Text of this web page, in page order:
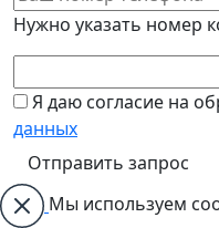
Нужно указать номер
Я даю согласие на
данных
Мы используем